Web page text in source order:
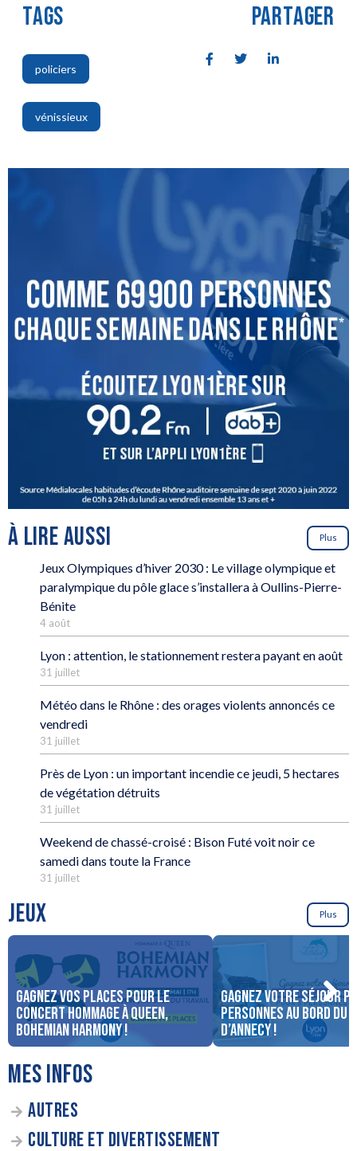
TAGS
policiers
,
vénissieux
PARTAGER
À LIRE AUSSI Plus
Jeux Olympiques d’hiver 2030 : Le village olympique et
paralympique du pôle glace s’installera à Oullins-Pierre-
Bénite
4 août
Lyon : attention, le stationnement restera payant en août
31 juillet
Météo dans le Rhône : des orages violents annoncés ce
vendredi
31 juillet
Près de Lyon : un important incendie ce jeudi, 5 hectares
de végétation détruits
31 juillet
Weekend de chassé-croisé : Bison Futé voit noir ce
samedi dans toute la France
31 juillet
JEUX Plus
Gagnez vos places pour le
concert Hommage à Queen,
Bohemian Harmony !
Gagnez votre séjour
personnes au bord du
d’Annecy !
MES INFOS
AUTRES
CULTURE ET DIVERTISSEMENT